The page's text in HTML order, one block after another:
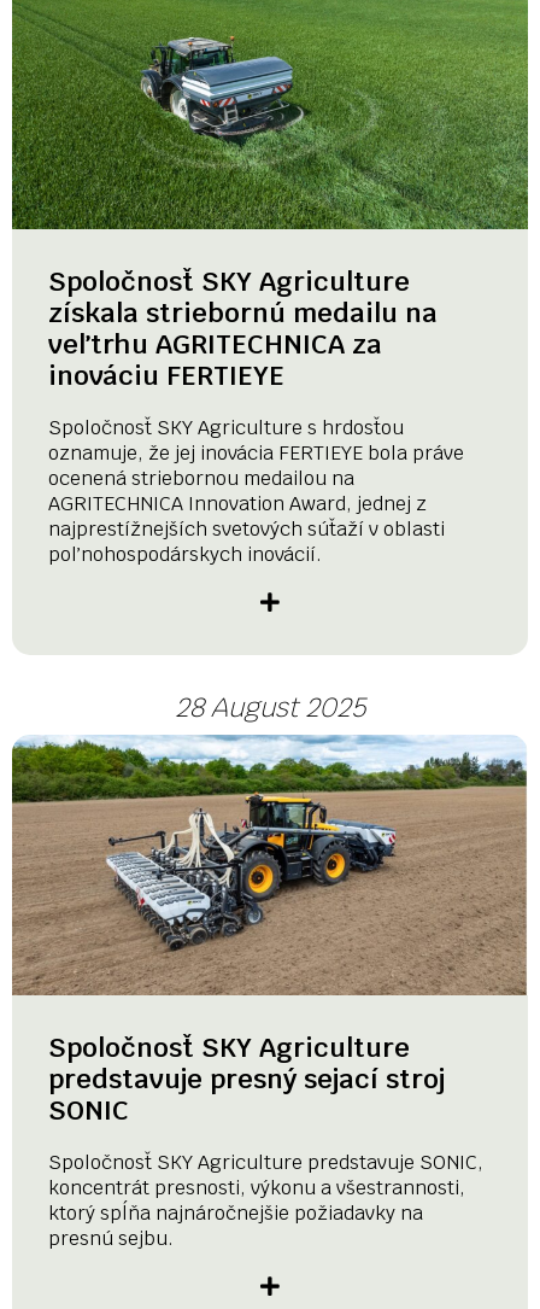
Spoločnosť SKY Agriculture
získala striebornú medailu na
veľtrhu AGRITECHNICA za
inováciu FERTIEYE
Spoločnosť SKY Agriculture s hrdosťou
oznamuje, že jej inovácia FERTIEYE bola práve
ocenená striebornou medailou na
AGRITECHNICA Innovation Award, jednej z
najprestížnejších svetových súťaží v oblasti
poľnohospodárskych inovácií.
28 August 2025
Spoločnosť SKY Agriculture
predstavuje presný sejací stroj
SONIC
Spoločnosť SKY Agriculture predstavuje SONIC,
koncentrát presnosti, výkonu a všestrannosti,
ktorý spĺňa najnáročnejšie požiadavky na
presnú sejbu.